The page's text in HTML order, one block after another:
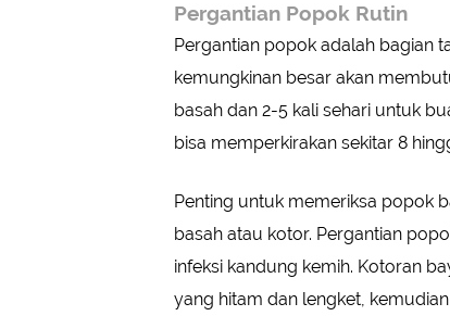
Pergantian Popok Rutin
Pergantian popok adalah bagian
kemungkinan besar akan
basah dan 2-5 kali sehari untuk
bisa memperkirakan sekitar 8
Penting untuk memeriksa popok
basah atau kotor. Pergantian
infeksi kandung kemih. Kotoran
yang hitam dan lengket,